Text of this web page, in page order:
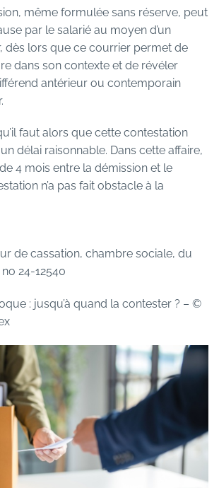
même formulée sans réserve, peut
par le salarié au moyen d’un
dès lors que ce courrier permet de
dans son contexte et de révéler
antérieur ou contemporain
faut alors que cette contestation
délai raisonnable. Dans cette affaire,
4 mois entre la démission et le
n’a pas fait obstacle à la
de cassation, chambre sociale, du
24-12540
: jusqu’à quand la contester ? – ©